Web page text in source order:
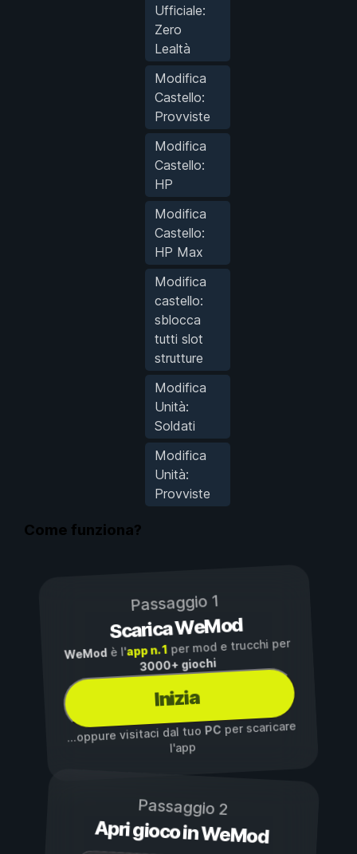
Ufficiale:
Zero
Lealtà
Modifica
Castello:
Provviste
Modifica
Castello:
HP
Modifica
Castello:
HP Max
Modifica
castello:
sblocca
tutti slot
strutture
Modifica
Unità:
Soldati
Modifica
Unità:
Provviste
Come funziona?
Passaggio 1
Scarica WeMod
WeMod è l'app n. 1per mod e trucchi per
3000+ giochi
Inizia
...oppure visitaci dal tuoPC per scaricare
l'app
Passaggio 2
Apri gioco in WeMod